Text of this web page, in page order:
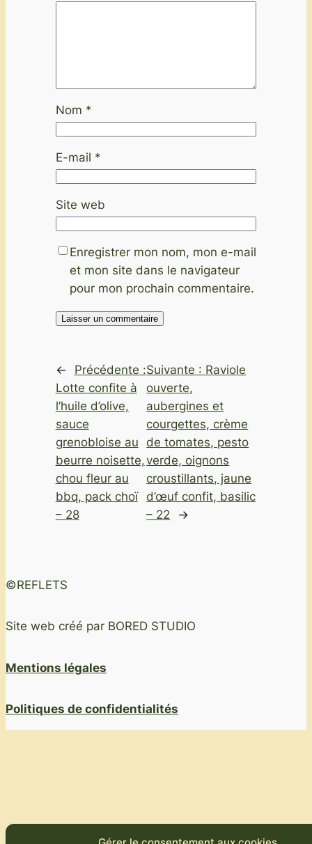
Nom *
E-mail *
Site web
Enregistrer mon nom, mon e-mail
et mon site dans le navigateur
pour mon prochain commentaire.
←
Précédente :
Lotte confite à
l’huile d’olive,
sauce
grenobloise au
beurre noisette,
chou fleur au
bbq, pack choï
– 28
Suivante : Raviole
ouverte,
aubergines et
courgettes, crème
de tomates, pesto
verde, oignons
croustillants, jaune
d’œuf confit, basilic
– 22
→
©REFLETS
Site web créé par BORED STUDIO
Mentions légales
Politiques de confidentialités